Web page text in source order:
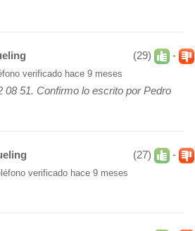
(29) -
verificado hace 9 meses
08 51. Confirmo lo escrito por Pedro
(27) -
verificado hace 9 meses